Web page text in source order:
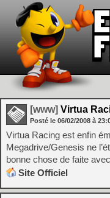
[www] Virtua
Posté le 06/02/2008 à
Virtua Racing est enfin
Megadrive/Genesis ne
bonne chose de faite
Site Officiel